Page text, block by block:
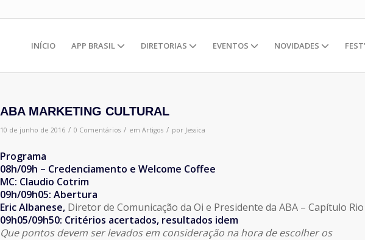
INÍCIO APP BRASIL DIRETORIAS EVENTOS NOVIDADES
ABA MARKETING CULTURAL
10 de junho de 2016 / 0 Comentários / em Artigos / por Jessica
Programa
08h/09h – Credenciamento e Welcome Coffee
MC: Claudio Cotrim
09h/09h05: Abertura
Eric Albanese, Diretor de Comunicação da Oi e Presidente da ABA – Capítulo Rio
09h05/09h50: Critérios acertados, resultados idem
Que pontos devem ser levados em consideração na hora de escolher os